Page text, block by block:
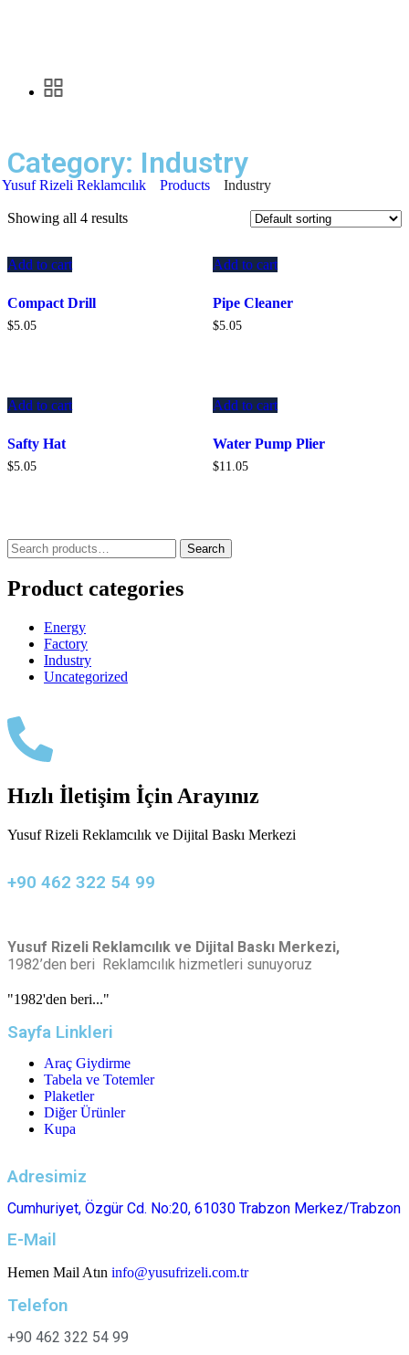
Category: Industry
Yusuf Rizeli Reklamcılık Products Industry
Showing all 4 results
Add to cart
Compact Drill
$5.05
Add to cart
Pipe Cleaner
$5.05
Add to cart
Safty Hat
$5.05
Add to cart
Water Pump Plier
$11.05
Search
Product categories
Energy
Factory
Industry
Uncategorized
Hızlı İletişim İçin Arayınız
Yusuf Rizeli Reklamcılık ve Dijital Baskı Merkezi
+90 462 322 54 99
Yusuf Rizeli Reklamcılık ve Dijital Baskı Merkezi,
1982’den beri Reklamcılık hizmetleri sunuyoruz
"1982'den beri..."
Sayfa Linkleri
Araç Giydirme
Tabela ve Totemler
Plaketler
Diğer Ürünler
Kupa
Adresimiz
Cumhuriyet, Özgür Cd. No:20, 61030 Trabzon Merkez/Trabzon
E-Mail
Hemen Mail Atın info@yusufrizeli.com.tr
Telefon
+90 462 322 54 99